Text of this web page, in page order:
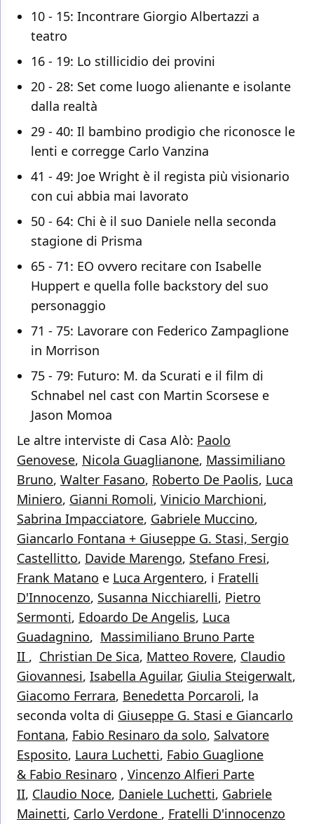
10 - 15: Incontrare Giorgio Albertazzi a
teatro
16 - 19: Lo stillicidio dei provini
20 - 28: Set come luogo alienante e isolante
dalla realtà
29 - 40: Il bambino prodigio che riconosce le
lenti e corregge Carlo Vanzina
41 - 49: Joe Wright è il regista più visionario
con cui abbia mai lavorato
50 - 64: Chi è il suo Daniele nella seconda
stagione di Prisma
65 - 71: EO ovvero recitare con Isabelle
Huppert e quella folle backstory del suo
personaggio
71 - 75: Lavorare con Federico Zampaglione
in Morrison
75 - 79: Futuro: M. da Scurati e il film di
Schnabel nel cast con Martin Scorsese e
Jason Momoa
Le altre interviste di Casa Alò: Paolo
Genovese, Nicola Guaglianone, Massimiliano
Bruno, Walter Fasano, Roberto De Paolis, Luca
Miniero, Gianni Romoli, Vinicio Marchioni,
Sabrina Impacciatore, Gabriele Muccino,
Giancarlo Fontana + Giuseppe G. Stasi, Sergio
Castellitto, Davide Marengo, Stefano Fresi,
Frank Matano e Luca Argentero, i Fratelli
D'Innocenzo, Susanna Nicchiarelli, Pietro
Sermonti, Edoardo De Angelis, Luca
Guadagnino, Massimiliano Bruno Parte
II , Christian De Sica, Matteo Rovere, Claudio
Giovannesi, Isabella Aguilar, Giulia Steigerwalt,
Giacomo Ferrara, Benedetta Porcaroli, la
seconda volta di Giuseppe G. Stasi e Giancarlo
Fontana, Fabio Resinaro da solo, Salvatore
Esposito, Laura Luchetti, Fabio Guaglione
& Fabio Resinaro , Vincenzo Alfieri Parte
II, Claudio Noce, Daniele Luchetti, Gabriele
Mainetti, Carlo Verdone , Fratelli D'innocenzo